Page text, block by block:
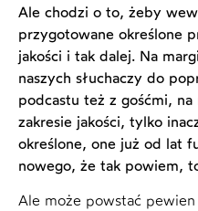
Ale chodzi o to, żeby
przygotowane określone
jakości i tak dalej. Na
naszych słuchaczy do
podcastu też z gośćmi,
zakresie jakości, tylko
określone, one już od lat
nowego, że tak powiem,
Ale może powstać